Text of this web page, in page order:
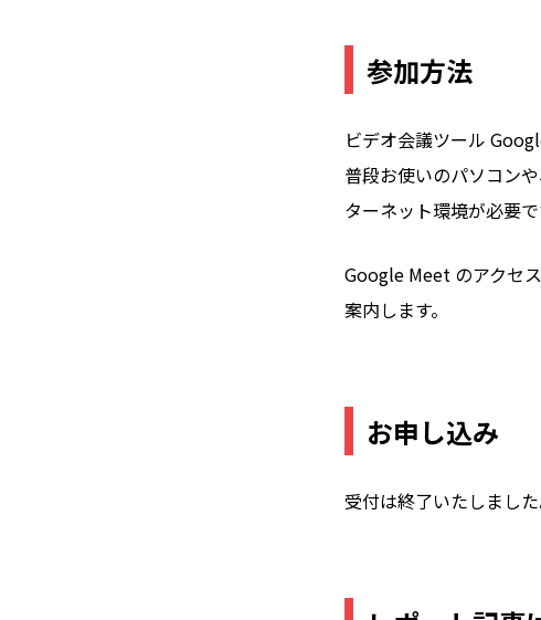
参加方法
ビデオ会議ツール
普段お使いのパソコン
ターネット環境が必要で
Google Meet のアクセ
案内します。
お申し込み
受付は終了いたしまし